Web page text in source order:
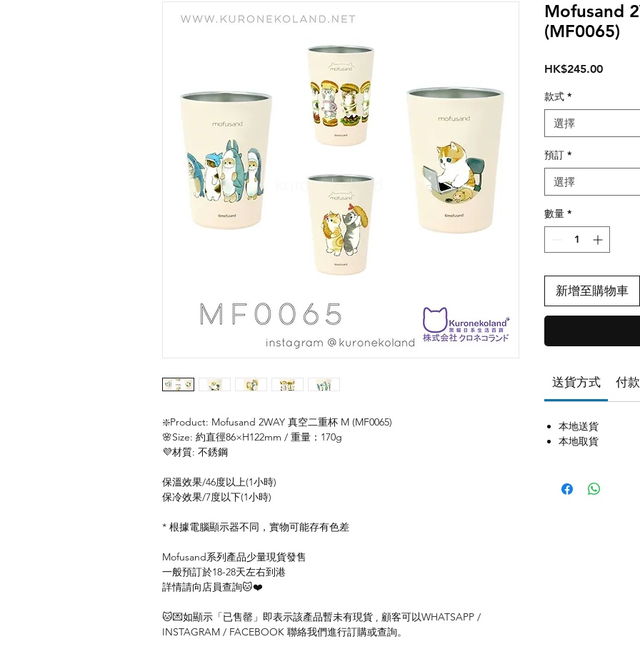
❇️Product: Mofusand 2WAY 真空二重杯 M (MF0065)
🌸Size: 約直徑86×H122mm / 重量：170g
💜材質: 不銹鋼
保溫效果/46度以上(1小時)
保冷效果/7度以下(1小時)
* 根據電腦顯示器不同，實物可能存有色差
Mofusand系列產品少量現貨發售
一般預訂於18-28天左右到港
詳情請向店員查詢🐱❤️
🐱💌如顯示「已售罄」即表示該產品暫未有現貨 , 顧客可以WHATSAPP /
INSTAGRAM / FACEBOOK 聯絡我們進行訂購或查詢。
Mofusand
(MF0065)
HK$245.00價
款式 *
選擇
預訂 *
選擇
數量 *
新增至購物車
送貨方式 付
本地送貨
本地取貨